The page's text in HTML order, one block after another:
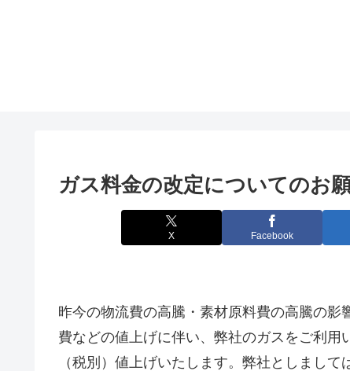
ガス料金の改定についてのお
X Facebook
昨今の物流費の高騰・素材原料費の高騰の
費などの値上げに伴い、弊社のガスをご利
（税別）値上げいたします。弊社としまし